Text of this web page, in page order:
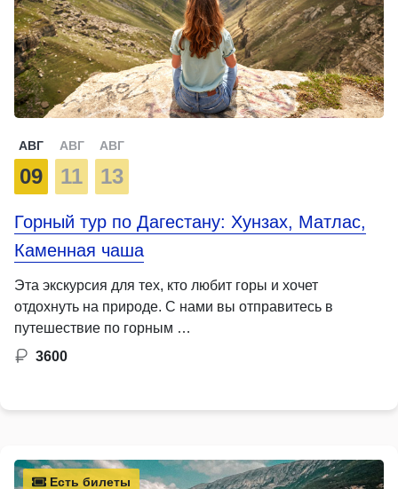
АВГ
09
АВГ
11
АВГ
13
Горный тур по Дагестану: Хунзах, Матлас,
Каменная чаша
Эта экскурсия для тех, кто любит горы и хочет
отдохнуть на природе. С нами вы отправитесь в
путешествие по горным …
3600
Есть билеты